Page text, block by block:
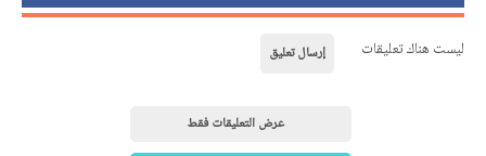
ليست هناك تعليقات إرسال تعليق
عرض التعليقات فقط